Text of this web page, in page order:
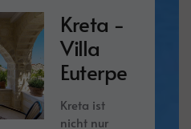
Kreta -
Villa
Euterpe
Kreta ist
nicht nur